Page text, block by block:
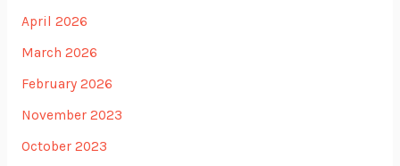
April 2026
March 2026
February 2026
November 2023
October 2023